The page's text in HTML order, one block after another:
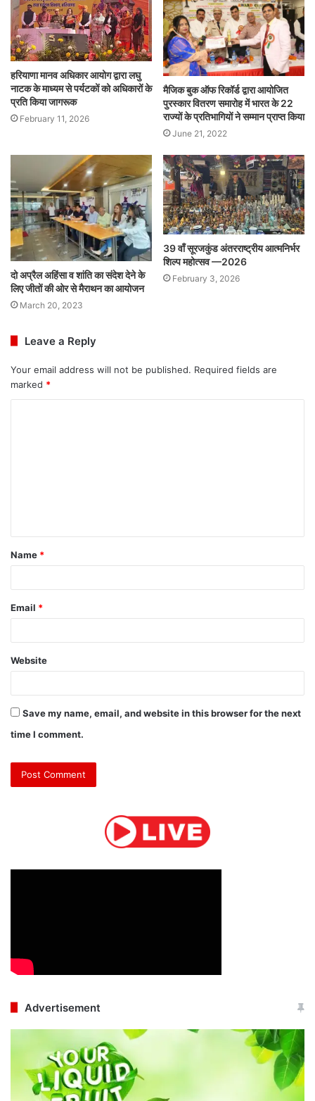
हरियाणा मानव अधिकार आयोग द्वारा लघु
नाटक के माध्यम से पर्यटकों को अधिकारों के
प्रति किया जागरूक
February 11, 2026
मैजिक बुक ऑफ रिकॉर्ड द्वारा आयोजित
पुरस्कार वितरण समारोह में भारत के 22
राज्यों के प्रतिभागियों ने सम्मान प्राप्त किया
June 21, 2022
दो अप्रैल अहिंसा व शांति का संदेश देने के
लिए जीतों की ओर से मैराथन का आयोजन
March 20, 2023
39 वाँ सूरजकुंड अंतरराष्ट्रीय आत्मनिर्भर
शिल्प महोत्सव —2026
February 3, 2026
Leave a Reply
Your email address will not be published. Required fields are
marked *
t
*
Name *
Email *
Website
Save my name, email, and website in this browser for the next
time I comment.
Advertisement